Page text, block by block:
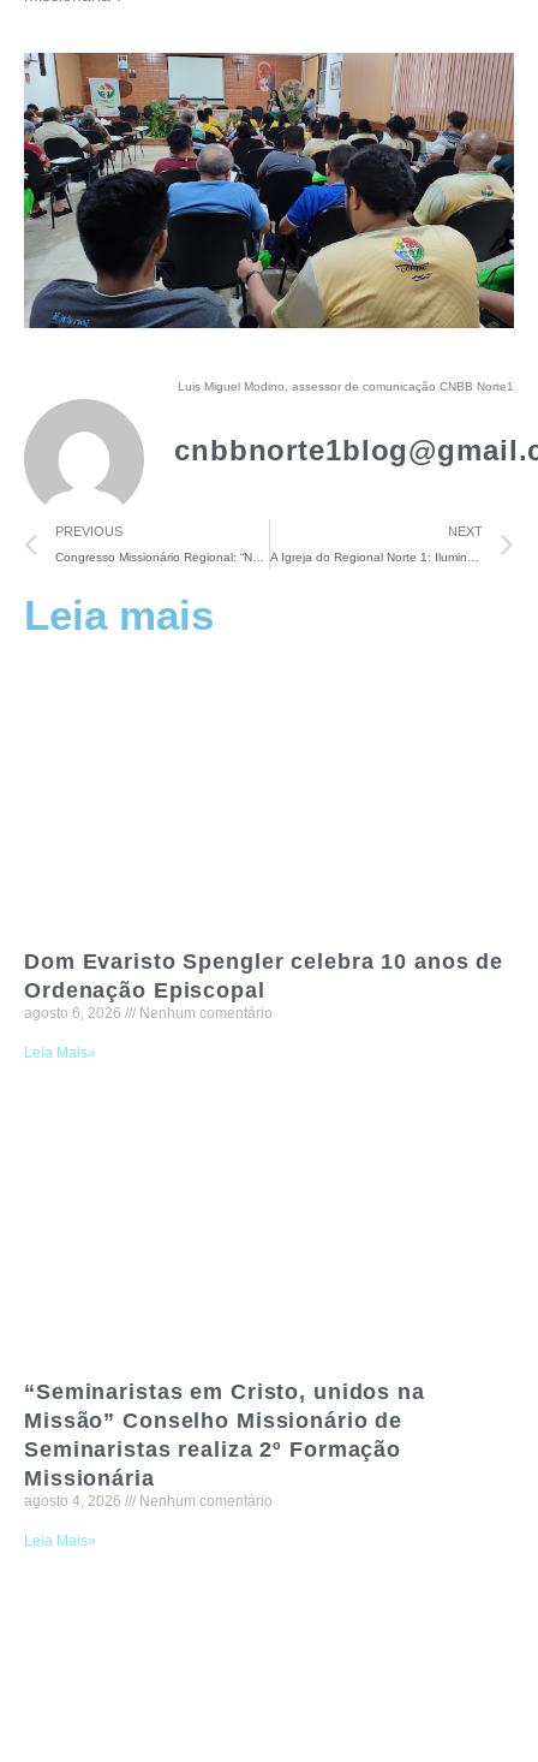
Leia mais
Dom Evaristo Spengler celebra 10 anos de
Ordenação Episcopal
agosto 6, 2026 Nenhum comentário
Leia Mais»
“Seminaristas em Cristo, unidos na
Missão” Conselho Missionário de
Seminaristas realiza 2º Formação
Missionária
agosto 4, 2026 Nenhum comentário
Leia Mais»
Luis Miguel Modino, assessor de comunicação CNBB Norte1
PREVIOUS
Congresso Missionário Regional: “Nos alimentarmos da missionariedade como Igreja é fundamental”
NEXT
A Igreja do Regional Norte 1: Iluminação do texto de Lc 4,14-16